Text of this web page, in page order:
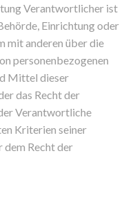
Verantwortlicher ist
Einrichtung oder
mit anderen über die
personenbezogenen
Mittel dieser
das Recht der
Verantwortliche
Kriterien seiner
dem Recht der